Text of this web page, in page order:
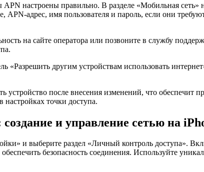
настроены правильно. В разделе «Мобильная
адрес, имя пользователя и пароль, если они
на сайте оператора или позвоните в службу
другим устройствам использовать
устройство после внесения изменений, что
настройках точки доступа.
и управление сетью на
и выберите раздел «Личный контроль доступа».
безопасность соединения. Используйте